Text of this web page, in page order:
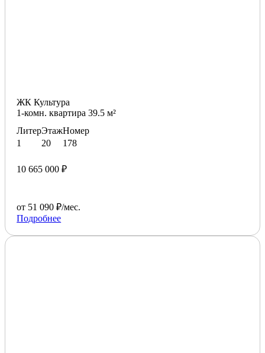
ЖК Культура
1-комн. квартира 39.5 м²
Литер
1
Этаж
20
Номер
178
10 665 000 ₽
от 51 090 ₽/мес.
Подробнее